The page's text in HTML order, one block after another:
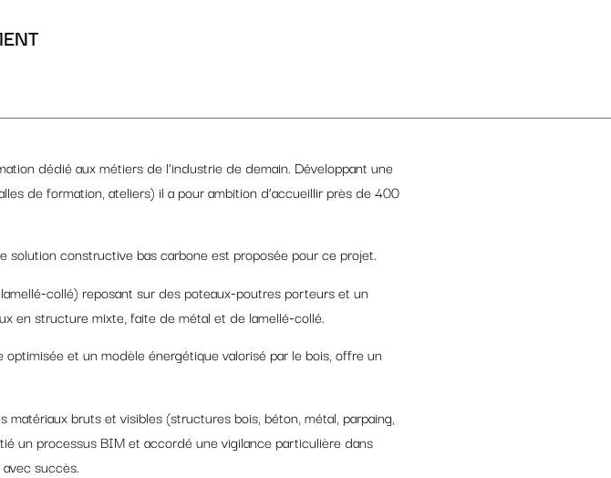
dédié aux métiers de l’industrie de demain. Développant une
de formation, ateliers) il a pour ambition d’accueillir près de 400
solution constructive bas carbone est proposée pour ce projet.
collé) reposant sur des poteaux-poutres porteurs et un
en structure mixte, faite de métal et de lamellé-collé.
et un modèle énergétique valorisé par le bois, offre un
bruts et visibles (structures bois, béton, métal, parpaing,
un processus BIM et accordé une vigilance particulière dans
succès.